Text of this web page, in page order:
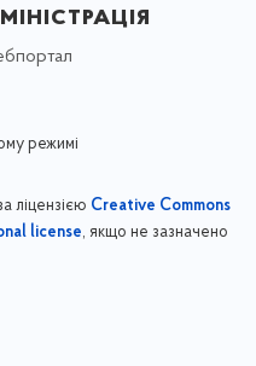
режимі
ліцензією Creative Commons
license, якщо не зазначено